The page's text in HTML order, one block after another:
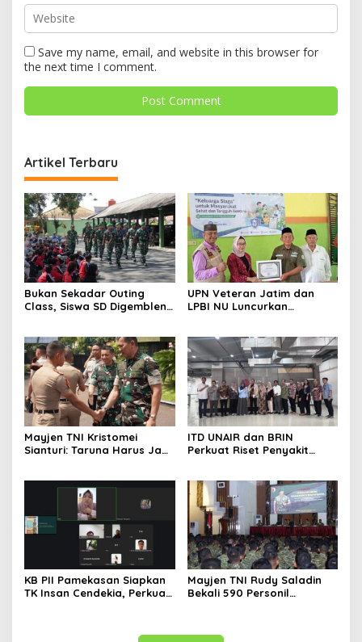
Save my name, email, and website in this browser for
the next time I comment.
Artikel Terbaru
Bukan Sekadar Outing
Class, Siswa SD Digembleng
UPN Veteran Jatim dan
LPBI NU Luncurkan
Mayjen TNI Kristomei
Sianturi: Taruna Harus Jadi
ITD UNAIR dan BRIN
Perkuat Riset Penyakit
KB PII Pamekasan Siapkan
TK Insan Cendekia, Perkuat
Mayjen TNI Rudy Saladin
Bekali 590 Personil
V/Brawijaya